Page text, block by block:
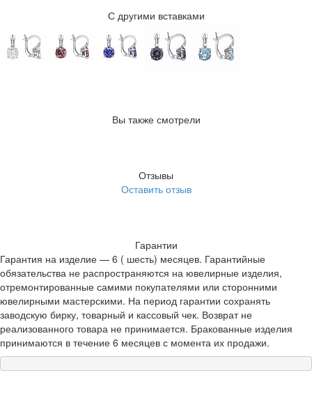
С другими вставками
Вы также смотрели
Отзывы
Оставить отзыв
Гарантии
Гарантия на изделие — 6 ( шесть) месяцев. Гарантийные
обязательства не распространяются на ювелирные изделия,
отремонтированные самими покупателями или сторонними
ювелирными мастерскими. На период гарантии сохранять
заводскую бирку, товарный и кассовый чек. Возврат не
реализованного товара не принимается. Бракованные изделия
принимаются в течение 6 месяцев с момента их продажи.